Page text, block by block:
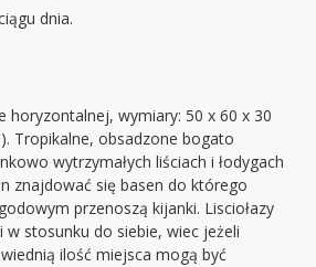
dnia.
horyzontalnej, wymiary: 50 x 60 x 30
Tropikalne, obsadzone bogato
wytrzymałych liściach i łodygach
znajdować się basen do którego
przenoszą kijanki. Lisciołazy
w stosunku do siebie, wiec jeżeli
ilość miejsca mogą być